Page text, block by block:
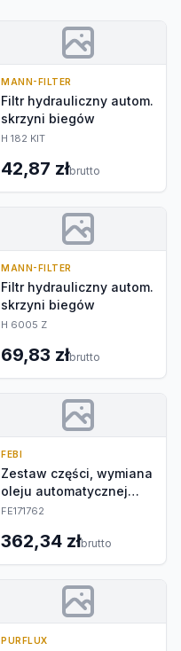
MANN-FILTER
Filtr hydrauliczny autom.
skrzyni biegów
H 182 KIT
42,87 złbrutto
MANN-FILTER
Filtr hydrauliczny autom.
skrzyni biegów
H 6005 Z
69,83 złbrutto
FEBI
Zestaw części, wymiana
oleju automatycznej
skrzyni biegów
FE171762
362,34 złbrutto
PURFLUX